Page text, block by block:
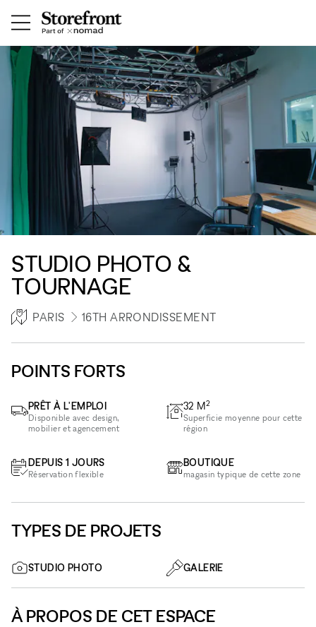
STUDIO PHOTO &
TOURNAGE
PARIS 16TH ARRONDISSEMENT
POINTS FORTS
PRÊT À L'EMPLOI
Disponible avec design,
mobilier et agencement
DEPUIS 1 JOURS
Réservation flexible
32 M2
Superficie moyenne pour cette
région
BOUTIQUE
magasin typique de cette zone
TYPES DE PROJETS
STUDIO PHOTO GALERIE
À PROPOS DE CET ESPACE